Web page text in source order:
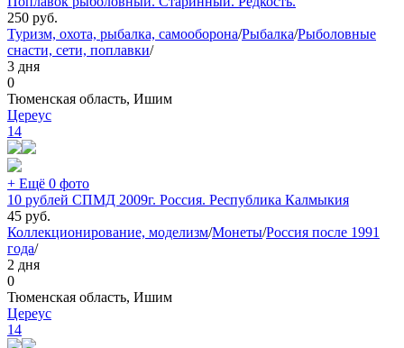
250 руб.
Туризм, охота, рыбалка, самооборона/Рыбалка/Рыболовные
снасти, сети, поплавки/
3 дня
0
Тюменская область, Ишим
Цереус
14
+ Ещё 0 фото
10 рублей СПМД 2009г. Россия. Республика Калмыкия
45 руб.
Коллекционирование, моделизм/Монеты/Россия после 1991
года/
2 дня
0
Тюменская область, Ишим
Цереус
14